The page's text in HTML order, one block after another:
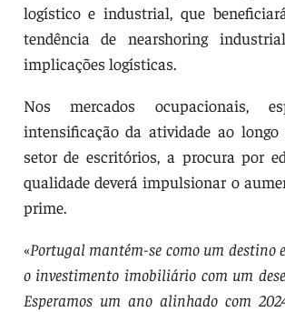
logístico e industrial, que
tendência de nearshoring
implicações logísticas.
Nos mercados ocupacionais,
intensificação da atividade ao
setor de escritórios, a procura por
qualidade deverá impulsionar o
prime.
«Portugal mantém-se como um destino
o investimento imobiliário com um
Esperamos um ano alinhado com